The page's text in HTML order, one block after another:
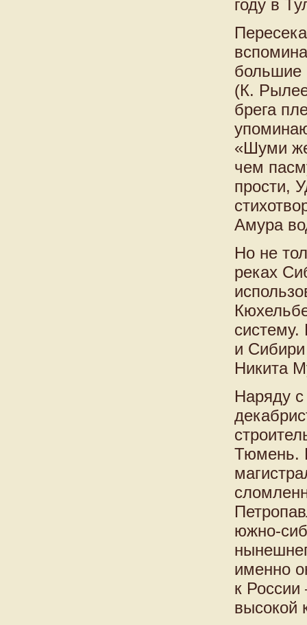
году в
большие
(К.
брега
«Шуми
чем
прости,
Амура
Но не
реках
систему.
и
Никита
Наряду
Тюмень.
южно-
именно
к
высокой